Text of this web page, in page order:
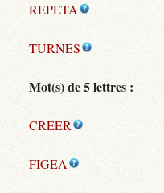
REPETA
TURNES
Mot(s) de 5 lettres :
CREER
FIGEA